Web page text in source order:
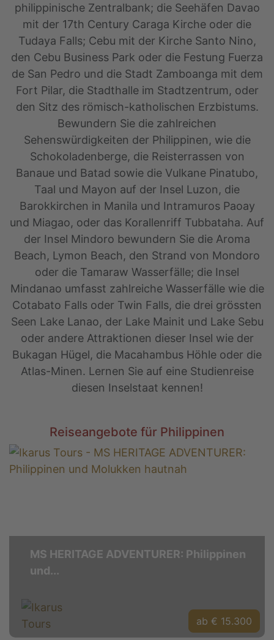
philippinische Zentralbank; die Seehäfen Davao
mit der 17th Century Caraga Kirche oder die
Tudaya Falls; Cebu mit der Kirche Santo Nino,
den Cebu Business Park oder die Festung Fuerza
de San Pedro und die Stadt Zamboanga mit dem
Fort Pilar, die Stadthalle im Stadtzentrum, oder
den Sitz des römisch-katholischen Erzbistums.
Bewundern Sie die zahlreichen
Sehenswürdigkeiten der Philippinen, wie die
Schokoladenberge, die Reisterrassen von
Banaue und Batad sowie die Vulkane Pinatubo,
Taal und Mayon auf der Insel Luzon, die
Barokkirchen in Manila und Intramuros Paoay
und Miagao, oder das Korallenriff Tubbataha. Auf
der Insel Mindoro bewundern Sie die Aroma
Beach, Lymon Beach, den Strand von Mondoro
oder die Tamaraw Wasserfälle; die Insel
Mindanao umfasst zahlreiche Wasserfälle wie die
Cotabato Falls oder Twin Falls, die drei grössten
Seen Lake Lanao, der Lake Mainit und Lake Sebu
oder andere Attraktionen dieser Insel wie der
Bukagan Hügel, die Macahambus Höhle oder die
Atlas-Minen. Lernen Sie auf eine Studienreise
diesen Inselstaat kennen!
Reiseangebote für Philippinen
MS HERITAGE ADVENTURER: Philippinen
und...
ab € 15.300